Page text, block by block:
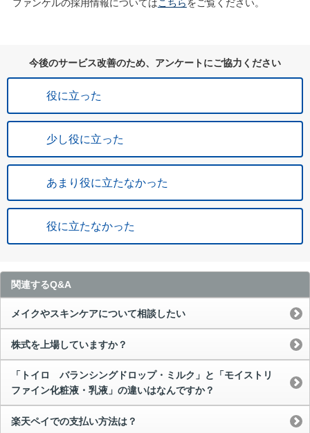
ファンケルの採用情報についてはこちらをご覧ください。
今後のサービス改善のため、アンケートにご協力ください
役に立った
少し役に立った
あまり役に立たなかった
役に立たなかった
関連するQ&A
メイクやスキンケアについて相談したい
株式を上場していますか？
「トイロ バランシングドロップ・ミルク」と「モイストリ
ファイン化粧液・乳液」の違いはなんですか？
楽天ペイでの支払い方法は？